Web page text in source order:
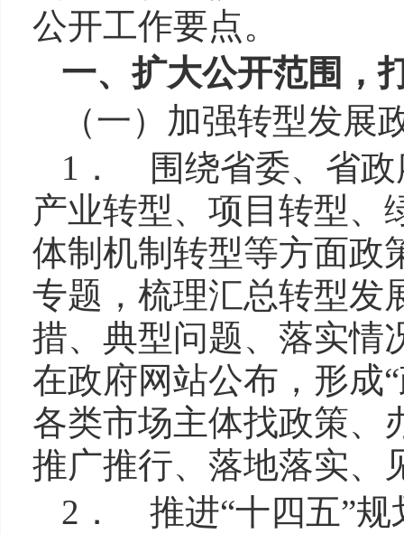
公开工作要点。
一、扩大公开范围，
（一）加强转型发展
1． 围绕省委、省政
产业转型、项目转型、
体制机制转型等方面政
专题，梳理汇总转型发
措、典型问题、落实情
在政府网站公布，形成
各类市场主体找政策、
推广推行、落地落实、
2． 推进“十四五”规